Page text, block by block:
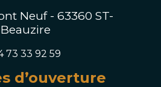
Neuf - 63360 ST-
Beauzire
73 33 92 59
d’ouverture